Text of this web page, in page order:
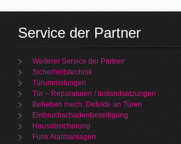
Service der Partner
Weiterer Service der Partner
Sicherheitstechnik
Türumrüstungen
Tür – Reparaturen / Instandsetzungen
Beheben mech. Defekte an Türen
Einbruchschadenbeseitigung
Hausabsicherung
Funk Alarmanlagen